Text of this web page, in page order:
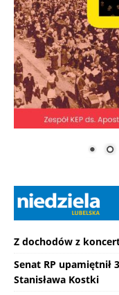
Z dochodów z
Senat RP upamiętnił
Stanisława Kostki